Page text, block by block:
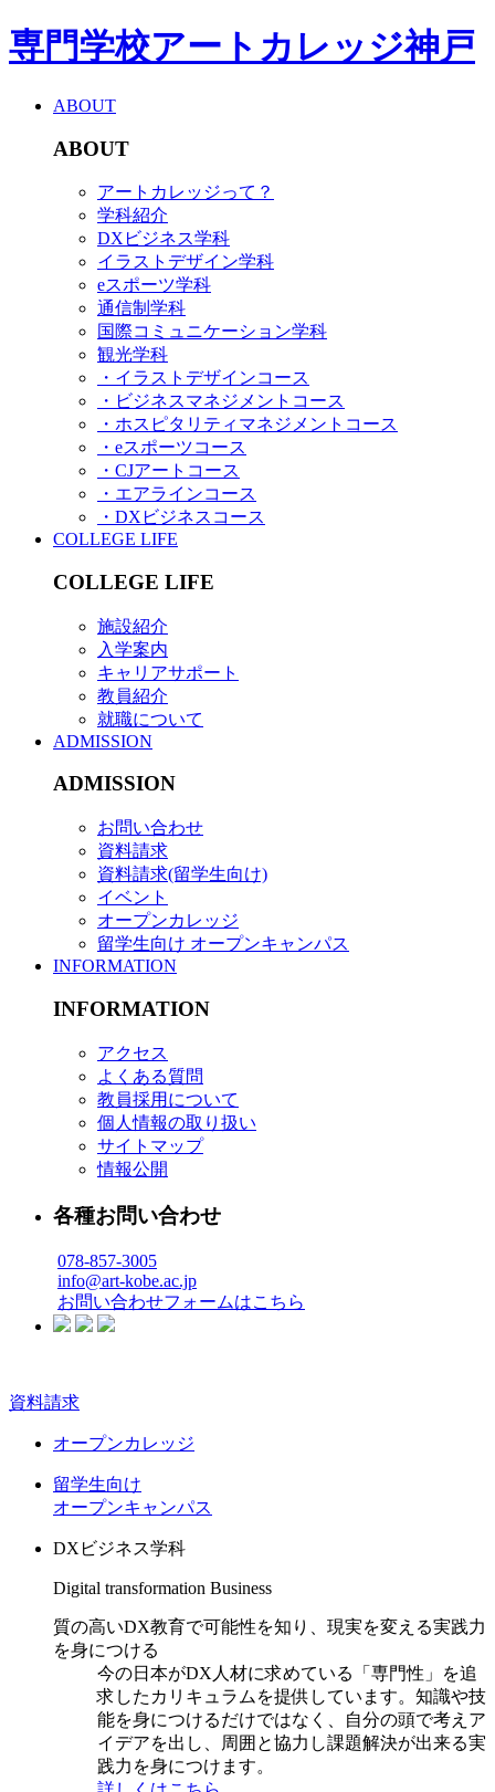
専門学校アートカレッジ神戸
ABOUT
ABOUT
アートカレッジって？
学科紹介
DXビジネス学科
イラストデザイン学科
eスポーツ学科
通信制学科
国際コミュニケーション学科
観光学科
・イラストデザインコース
・ビジネスマネジメントコース
・ホスピタリティマネジメントコース
・eスポーツコース
・CJアートコース
・エアラインコース
・DXビジネスコース
COLLEGE LIFE
COLLEGE LIFE
施設紹介
入学案内
キャリアサポート
教員紹介
就職について
ADMISSION
ADMISSION
お問い合わせ
資料請求
資料請求(留学生向け)
イベント
オープンカレッジ
留学生向け オープンキャンパス
INFORMATION
INFORMATION
アクセス
よくある質問
教員採用について
個人情報の取り扱い
サイトマップ
情報公開
各種お問い合わせ
078-857-3005
info@art-kobe.ac.jp
お問い合わせフォームはこちら
資料請求
オープンカレッジ
留学生向け
オープンキャンパス
DXビジネス学科
Digital transformation Business
質の高いDX教育で可能性を知り、現実を変える実践力
を身につける
今の日本がDX人材に求めている「専門性」を追
求したカリキュラムを提供しています。知識や技
能を身につけるだけではなく、自分の頭で考えア
イデアを出し、周囲と協力し課題解決が出来る実
践力を身につけます。